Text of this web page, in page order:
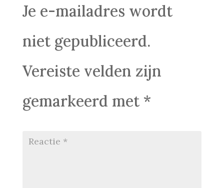
Je e-mailadres wordt
niet gepubliceerd.
Vereiste velden zijn
gemarkeerd met *